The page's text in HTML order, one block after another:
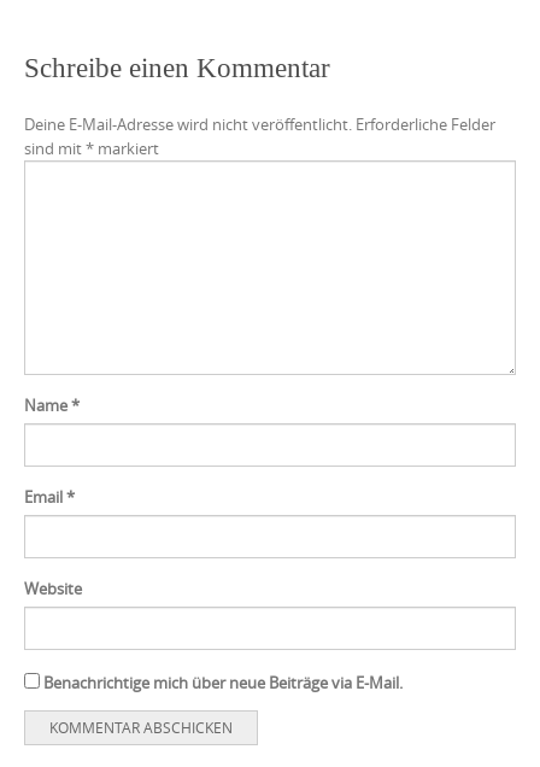
Schreibe einen Kommentar
Deine E-Mail-Adresse wird nicht veröffentlicht. Erforderliche Felder
sind mit* markiert
Name*
Email*
Website
Benachrichtige mich über neue Beiträge via E-Mail.